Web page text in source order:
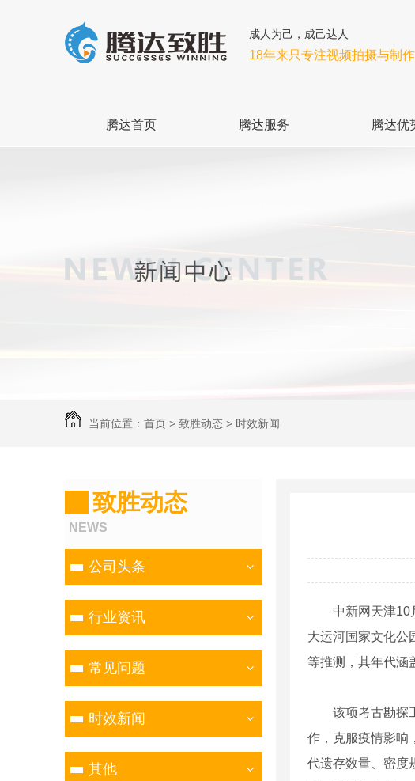
成人为己，成己达人
18年来只专注视频拍摄与制
腾达首页 腾达服务 腾达优
当前位置： 首页 > 致胜动态 > 时效新闻
致胜动态
NEWS
公司头条
行业资讯
常见问题
时效新闻
其他
中新网天津10月
大运河国家文化公
等推测，其年代涵
该项考古勘探工
作，克服疫情影响
代遗存数量、密度